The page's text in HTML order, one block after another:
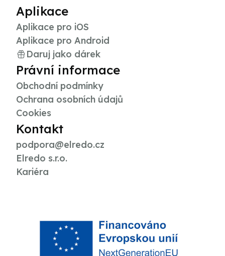
Aplikace
Aplikace pro iOS
Aplikace pro Android
Daruj jako dárek
Právní informace
Obchodní podmínky
Ochrana osobních údajů
Cookies
Kontakt
podpora@elredo.cz
Elredo s.r.o.
Kariéra